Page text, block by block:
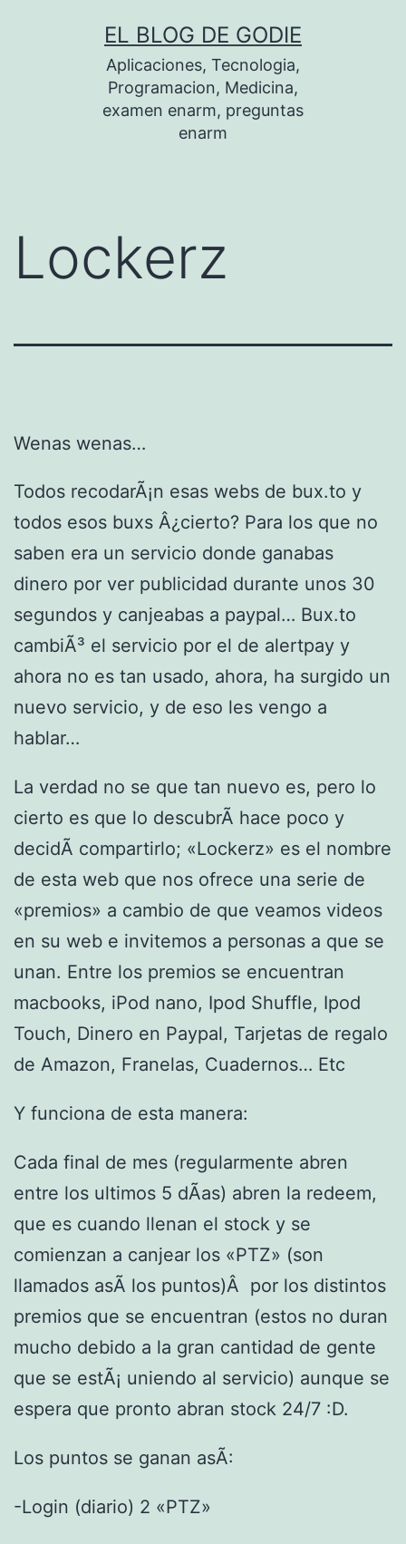
EL BLOG DE GODIE
Aplicaciones, Tecnologia,
Programacion, Medicina,
examen enarm, preguntas
enarm
Lockerz
Wenas wenas…
Todos recodarÃ¡n esas webs de bux.to y
todos esos buxs Â¿cierto? Para los que no
saben era un servicio donde ganabas
dinero por ver publicidad durante unos 30
segundos y canjeabas a paypal… Bux.to
cambiÃ³ el servicio por el de alertpay y
ahora no es tan usado, ahora, ha surgido un
nuevo servicio, y de eso les vengo a
hablar…
La verdad no se que tan nuevo es, pero lo
cierto es que lo descubrÃ­ hace poco y
decidÃ­ compartirlo; «Lockerz» es el nombre
de esta web que nos ofrece una serie de
«premios» a cambio de que veamos videos
en su web e invitemos a personas a que se
unan. Entre los premios se encuentran
macbooks, iPod nano, Ipod Shuffle, Ipod
Touch, Dinero en Paypal, Tarjetas de regalo
de Amazon, Franelas, Cuadernos… Etc
Y funciona de esta manera:
Cada final de mes (regularmente abren
entre los ultimos 5 dÃ­as) abren la redeem,
que es cuando llenan el stock y se
comienzan a canjear los «PTZ» (son
llamados asÃ­ los puntos)Â por los distintos
premios que se encuentran (estos no duran
mucho debido a la gran cantidad de gente
que se estÃ¡ uniendo al servicio) aunque se
espera que pronto abran stock 24/7 :D.
Los puntos se ganan asÃ­:
-Login (diario) 2 «PTZ»